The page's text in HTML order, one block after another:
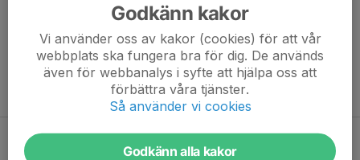
Tidigare nyheter
18 mar, 16:59 0
Godkänn kakor
Vi använder oss av kakor (cookies) för att vår
webbplats ska fungera bra för dig. De används
även för webbanalys i syfte att hjälpa oss att
förbättra våra tjänster.
Så använder vi cookies
Godkänn alla kakor